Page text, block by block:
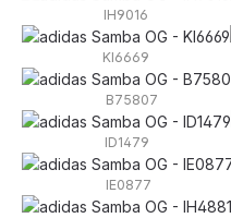
IH9016
KI6669
B75807
ID1479
IE0877